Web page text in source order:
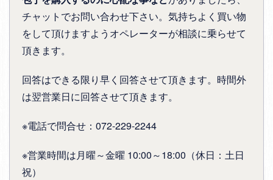
チャットでお問い合わせ下さい。気持ちよく買い物
をして頂けますようオペレーターが相談に乗らせて
頂きます。
回答はできる限り早く回答させて頂きます。時間外
は翌営業日に回答させて頂きます。
※電話で問合せ：072-229-2244
※営業時間は月曜～金曜 10:00～18:00（休日：土日
祝）